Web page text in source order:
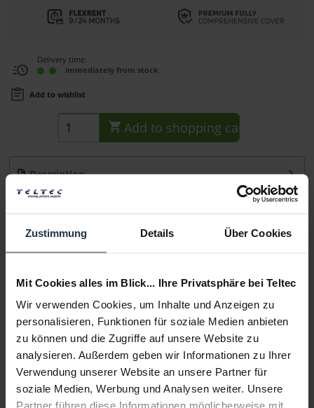
Zustimmung Details Über Cookies
Mit Cookies alles im Blick... Ihre Privatsphäre bei Teltec
Wir verwenden Cookies, um Inhalte und Anzeigen zu
personalisieren, Funktionen für soziale Medien anbieten
zu können und die Zugriffe auf unsere Website zu
analysieren. Außerdem geben wir Informationen zu Ihrer
Verwendung unserer Website an unsere Partner für
soziale Medien, Werbung und Analysen weiter. Unsere
Partner führen diese Informationen möglicherweise mit
Delivery time:
immediately from stock
Add to wishlist
Add to shopping cart
Description
Zur Anbringung an den NiceDice LensGear passend für:
Media
Manufacturer & Product Safety Information
Folgende Infos zum Hersteller sind verfübar......more
More articles from +++ NiceDice +++ look at